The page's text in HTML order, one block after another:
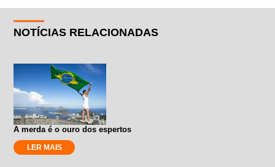
NOTÍCIAS RELACIONADAS
A merda é o ouro dos espertos
LER MAIS